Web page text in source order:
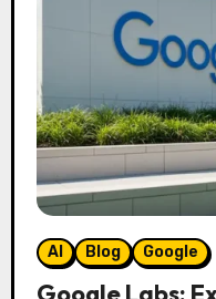
AI Blog Google